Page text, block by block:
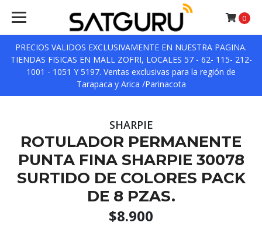
PRECIOS VALIDOS EXCLUSIVAMENTE EN NUESTRA PAGINA.
TIENDAS FISICAS EN MALL ZOFRI, LOCALES 57 - 62- 115- 212-
1001 - 1051 Y 5197. Ventas exclusivas para la región de
Tarapaca y Arica /Parinacota
0
SHARPIE
ROTULADOR PERMANENTE
PUNTA FINA SHARPIE 30078
SURTIDO DE COLORES PACK
DE 8 PZAS.
$8.900